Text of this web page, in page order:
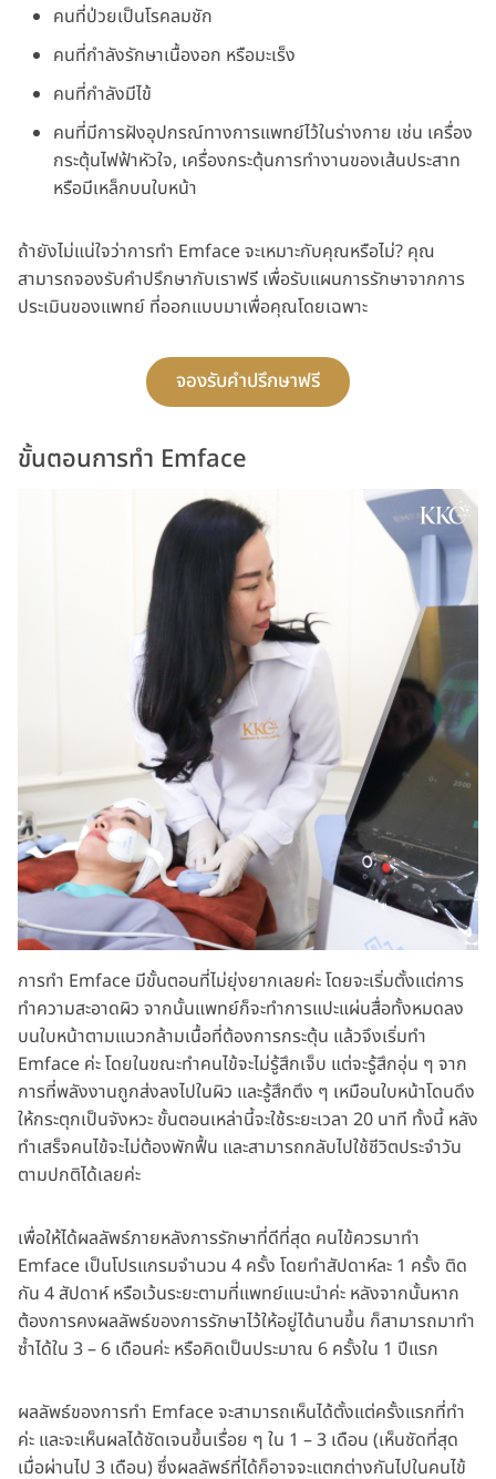
คนที่ป่วยเป็นโรคลมชัก
คนที่กำลังรักษาเนื้องอก หรือมะเร็ง
คนที่กำลังมีไข้
คนที่มีการฝังอุปกรณ์ทางการแพทย์ไว้ในร่างกาย เช่น เครื่อง
กระตุ้นไฟฟ้าหัวใจ, เครื่องกระตุ้นการทำงานของเส้นประสาท
หรือมีเหล็กบนใบหน้า
ถ้ายังไม่แน่ใจว่าการทำ Emface จะเหมาะกับคุณหรือไม่? คุณ
สามารถจองรับคำปรึกษากับเราฟรี เพื่อรับแผนการรักษาจากการ
ประเมินของแพทย์ ที่ออกแบบมาเพื่อคุณโดยเฉพาะ
จองรับคำปรึกษาฟรี
ขั้นตอนการทำ Emface
การทำ Emface มีขั้นตอนที่ไม่ยุ่งยากเลยค่ะ โดยจะเริ่มตั้งแต่การ
ทำความสะอาดผิว จากนั้นแพทย์ก็จะทำการแปะแผ่นสื่อทั้งหมดลง
บนใบหน้าตามแนวกล้ามเนื้อที่ต้องการกระตุ้น แล้วจึงเริ่มทำ
Emface ค่ะ โดยในขณะทำคนไข้จะไม่รู้สึกเจ็บ แต่จะรู้สึกอุ่น ๆ จาก
การที่พลังงานถูกส่งลงไปในผิว และรู้สึกตึง ๆ เหมือนใบหน้าโดนดึง
ให้กระตุกเป็นจังหวะ ขั้นตอนเหล่านี้จะใช้ระยะเวลา 20 นาที ทั้งนี้ หลัง
ทำเสร็จคนไข้จะไม่ต้องพักฟื้น และสามารถกลับไปใช้ชีวิตประจำวัน
ตามปกติได้เลยค่ะ
เพื่อให้ได้ผลลัพธ์ภายหลังการรักษาที่ดีที่สุด คนไข้ควรมาทำ
Emface เป็นโปรแกรมจำนวน 4 ครั้ง โดยทำสัปดาห์ละ 1 ครั้ง ติด
กัน 4 สัปดาห์ หรือเว้นระยะตามที่แพทย์แนะนำค่ะ หลังจากนั้นหาก
ต้องการคงผลลัพธ์ของการรักษาไว้ให้อยู่ได้นานขึ้น ก็สามารถมาทำ
ซ้ำได้ใน 3 – 6 เดือนค่ะ หรือคิดเป็นประมาณ 6 ครั้งใน 1 ปีแรก
ผลลัพธ์ของการทำ Emface จะสามารถเห็นได้ตั้งแต่ครั้งแรกที่ทำ
ค่ะ และจะเห็นผลได้ชัดเจนขึ้นเรื่อย ๆ ใน 1 – 3 เดือน (เห็นชัดที่สุด
เมื่อผ่านไป 3 เดือน) ซึ่งผลลัพธ์ที่ได้ก็อาจจะแตกต่างกันไปในคนไข้